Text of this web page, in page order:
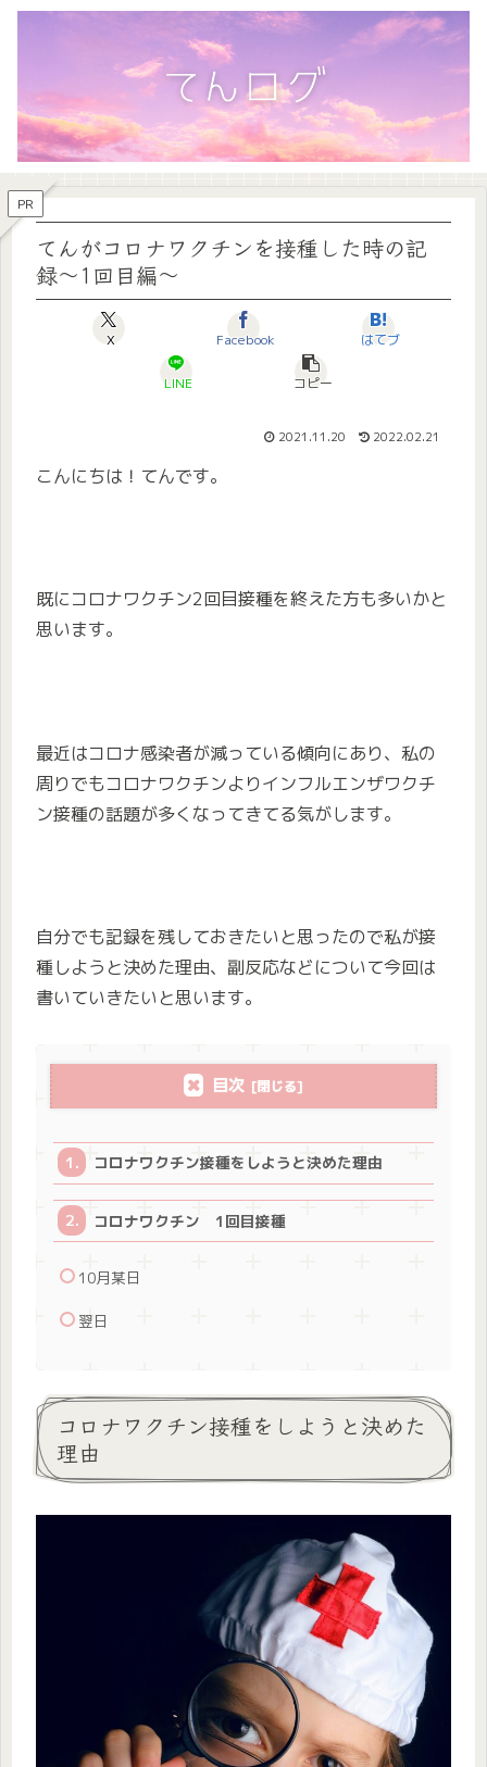
PR
てんがコロナワクチンを接種した時の記
録〜1回目編〜
X Facebook はてブ
LINE コピー
2021.11.20 2022.02.21
こんにちは！てんです。
既にコロナワクチン2回目接種を終えた方も多いかと
思います。
最近はコロナ感染者が減っている傾向にあり、私の
周りでもコロナワクチンよりインフルエンザワクチ
ン接種の話題が多くなってきてる気がします。
自分でも記録を残しておきたいと思ったので私が接
種しようと決めた理由、副反応などについて今回は
書いていきたいと思います。
目次
コロナワクチン接種をしようと決めた理由
コロナワクチン 1回目接種
10月某日
翌日
コロナワクチン接種をしようと決めた
理由